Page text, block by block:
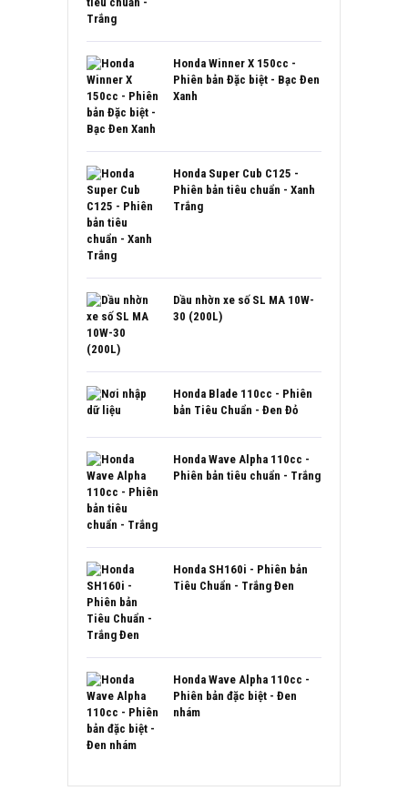
Honda Winner X 150cc -
Phiên bản Đặc biệt - Bạc Đen
Xanh
Honda Super Cub C125 -
Phiên bản tiêu chuẩn - Xanh
Trắng
Dầu nhờn xe số SL MA 10W-
30 (200L)
Honda Blade 110cc - Phiên
bản Tiêu Chuẩn - Đen Đỏ
Honda Wave Alpha 110cc -
Phiên bản tiêu chuẩn - Trắng
Honda SH160i - Phiên bản
Tiêu Chuẩn - Trắng Đen
Honda Wave Alpha 110cc -
Phiên bản đặc biệt - Đen
nhám